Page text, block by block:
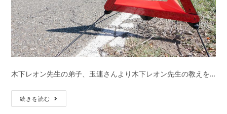
木下レオン先生の弟子、玉連さんより木下レオン先生の教えを…
続きを読む
角